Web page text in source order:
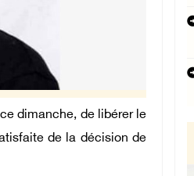
dimanche, de libérer le
de la décision de